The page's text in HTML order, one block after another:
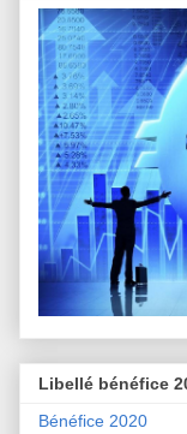
Libellé bénéfice
Bénéfice 2020